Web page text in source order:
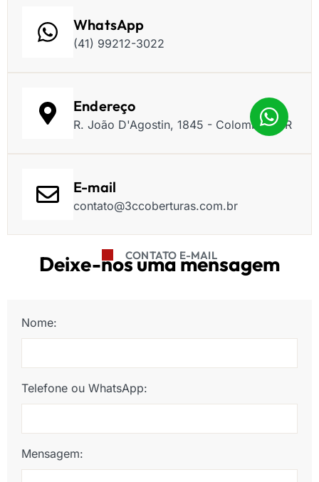
WhatsApp
(41) 99212-3022
Endereço
R. João D'Agostin, 1845 - Colombo - PR
E-mail
contato@3ccoberturas.com.br
CONTATO E-MAIL
Deixe-nos uma mensagem
Nome:
Telefone ou WhatsApp:
Mensagem: